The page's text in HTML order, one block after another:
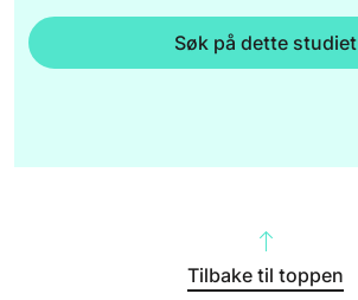
Søk på dette studiet
Tilbake til toppen